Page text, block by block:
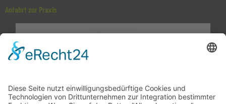
Anfahrt zur Praxis